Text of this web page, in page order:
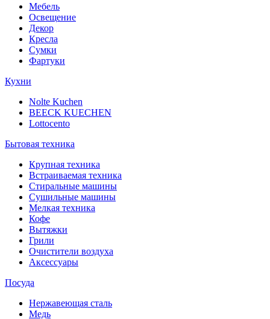
Мебель
Освещение
Декор
Кресла
Сумки
Фартуки
Кухни
Nolte Kuchen
BEECK KUECHEN
Lottocento
Бытовая техника
Крупная техника
Встраиваемая техника
Стиральные машины
Сушильные машины
Мелкая техника
Кофе
Вытяжки
Грили
Очистители воздуха
Аксессуары
Посуда
Нержавеющая сталь
Медь